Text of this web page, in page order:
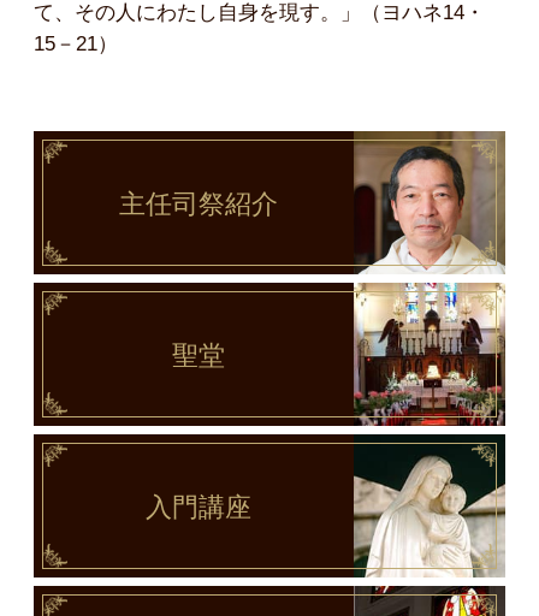
て、その人にわたし自身を現す。」（ヨハネ14・
15－21）
主任司祭紹介
聖堂
入門講座